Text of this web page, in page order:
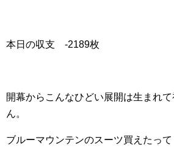
本日の収支 -2189枚
開幕からこんなひどい展開は生まれ
ん。
ブルーマウンテンのスーツ買えたって